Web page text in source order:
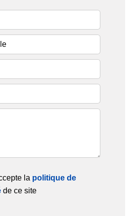
la politique de
de ce site